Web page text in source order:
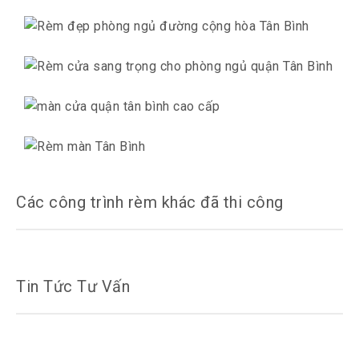
Các công trình rèm khác đã thi công
Tin Tức Tư Vấn